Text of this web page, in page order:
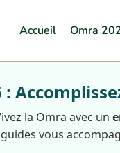
Accueil Omra
:
la Omra avec un
vous